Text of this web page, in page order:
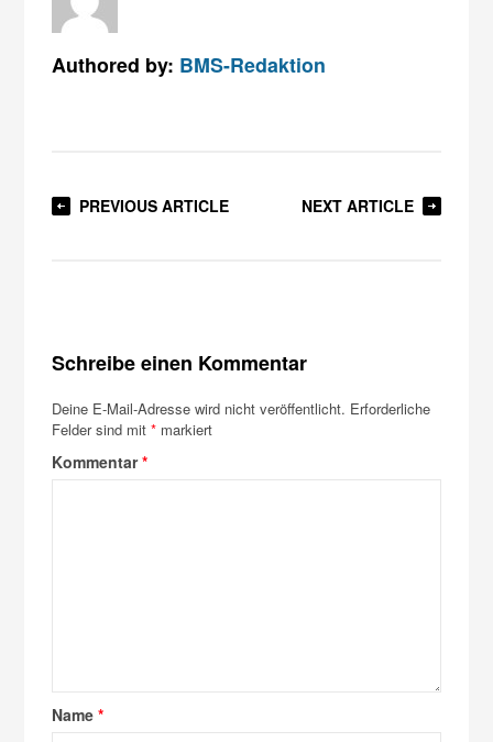
Authored by: BMS-Redaktion
PREVIOUS ARTICLE NEXT ARTICLE
Schreibe einen Kommentar
Deine E-Mail-Adresse wird nicht veröffentlicht. Erforderliche
Felder sind mit* markiert
Kommentar*
Name*